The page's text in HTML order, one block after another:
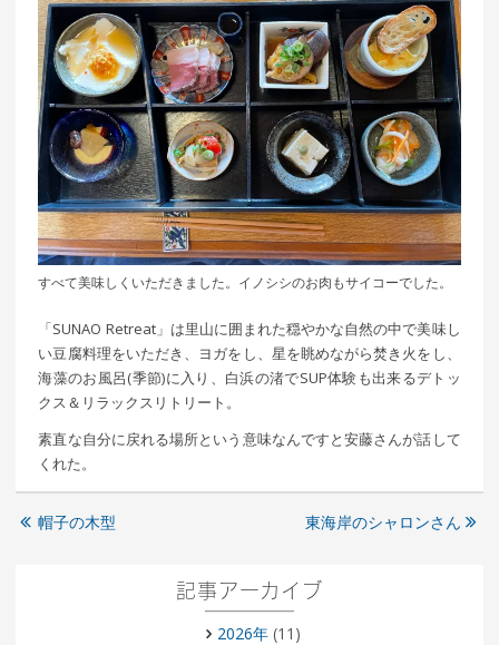
すべて美味しくいただきました。イノシシのお肉もサイコーでした。
「SUNAO Retreat」は里山に囲まれた穏やかな自然の中で美味し
い豆腐料理をいただき、ヨガをし、星を眺めながら焚き火をし、
海藻のお風呂(季節)に入り、白浜の渚でSUP体験も出来るデトッ
クス＆リラックスリトリート。
素直な自分に戻れる場所という意味なんですと安藤さんが話して
くれた。
帽子の木型 東海岸のシャロンさん
記事アーカイブ
2026年(11)